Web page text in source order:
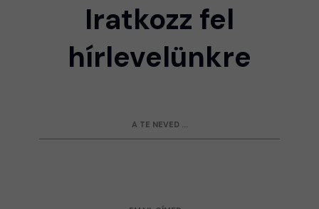
Iratkozz fel
hírlevelünkre